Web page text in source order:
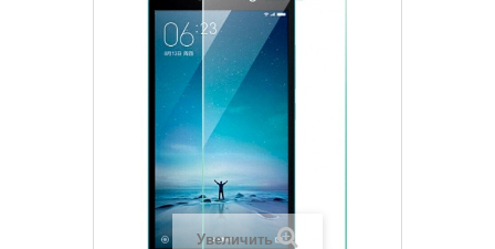
Увеличить